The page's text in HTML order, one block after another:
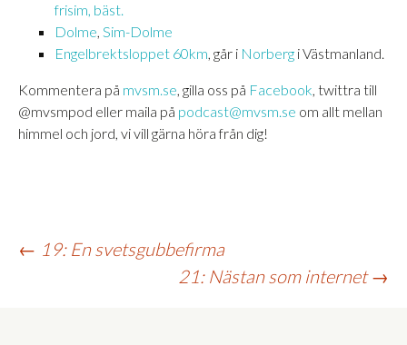
frisim, bäst.
Dolme, Sim-Dolme
Engelbrektsloppet 60km, går i Norberg i Västmanland.
Kommentera på mvsm.se, gilla oss på Facebook, twittra till
@mvsmpod eller maila på podcast@mvsm.se om allt mellan
himmel och jord, vi vill gärna höra från dig!
Inläggsnavigering
← 19: En svetsgubbefirma
21: Nästan som internet→